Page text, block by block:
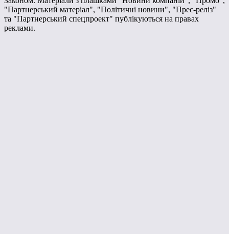
"Партнерський матеріал", "Політичні новини", "Прес-реліз"
та "Партнерський спецпроект" публікуються на правах
реклами.